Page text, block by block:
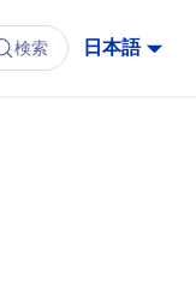
日本語
検索